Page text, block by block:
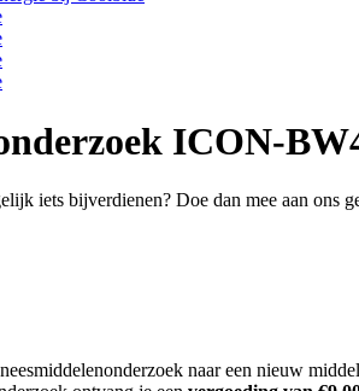
ICON-
iets bijverdienen? Doe dan mee aan ons
naar een nieuw